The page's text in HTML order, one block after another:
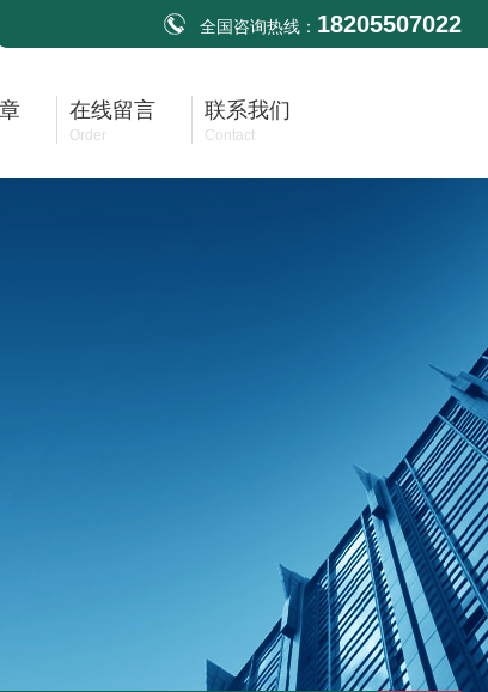
全国咨询热线： 18205507022
在线留言
Order
联系我们
Contact